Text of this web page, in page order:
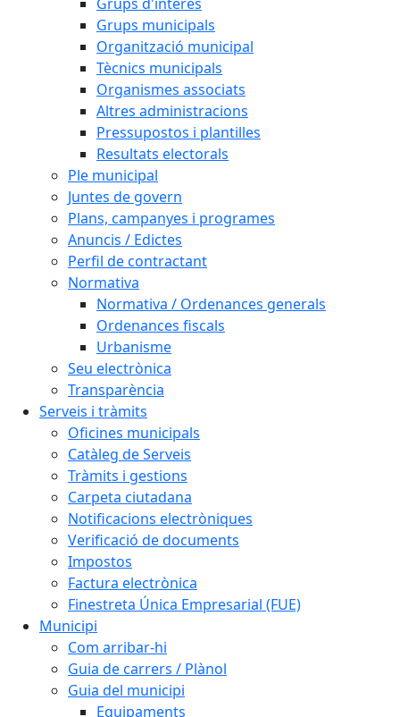
Grups municipals
Organització municipal
Tècnics municipals
Organismes associats
Altres administracions
Pressupostos i plantilles
Resultats electorals
Ple municipal
Juntes de govern
Plans, campanyes i programes
Anuncis / Edictes
Perfil de contractant
Normativa
Normativa / Ordenances generals
Ordenances fiscals
Urbanisme
Seu electrònica
Transparència
Serveis i tràmits
Oficines municipals
Catàleg de Serveis
Tràmits i gestions
Carpeta ciutadana
Notificacions electròniques
Verificació de documents
Impostos
Factura electrònica
Finestreta Única Empresarial (FUE)
Municipi
Com arribar-hi
Guia de carrers / Plànol
Guia del municipi
Equipaments